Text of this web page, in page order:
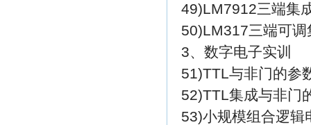
49)LM7912三端集
50)LM317三端可
3、数字电子实训
51)TTL与非门的参
52)TTL集成与非门
53)小规模组合逻辑